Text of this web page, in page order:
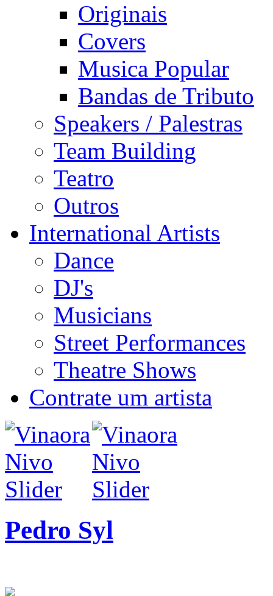
Originais
Covers
Musica Popular
Bandas de Tributo
Speakers / Palestras
Team Building
Teatro
Outros
International Artists
Dance
DJ's
Musicians
Street Performances
Theatre Shows
Contrate um artista
Pedro Syl